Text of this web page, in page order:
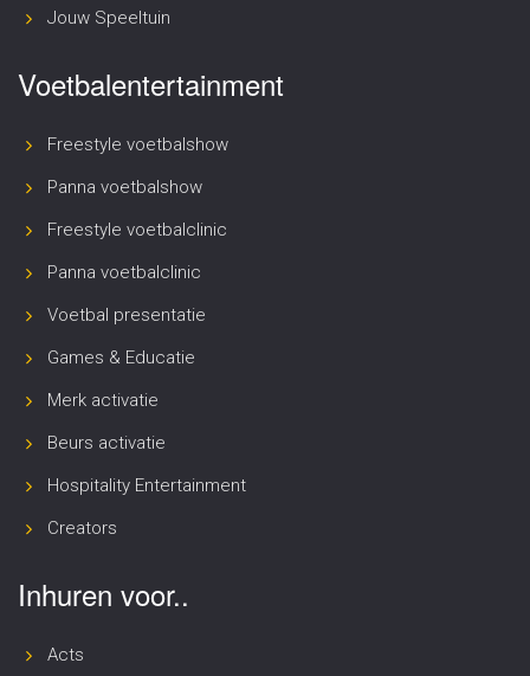
Jouw Speeltuin
Voetbalentertainment
Freestyle voetbalshow
Panna voetbalshow
Freestyle voetbalclinic
Panna voetbalclinic
Voetbal presentatie
Games & Educatie
Merk activatie
Beurs activatie
Hospitality Entertainment
Creators
Inhuren voor..
Acts